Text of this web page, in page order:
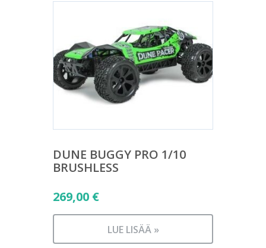
DUNE BUGGY PRO 1/10
BRUSHLESS
269,00 €
LUE LISÄÄ »